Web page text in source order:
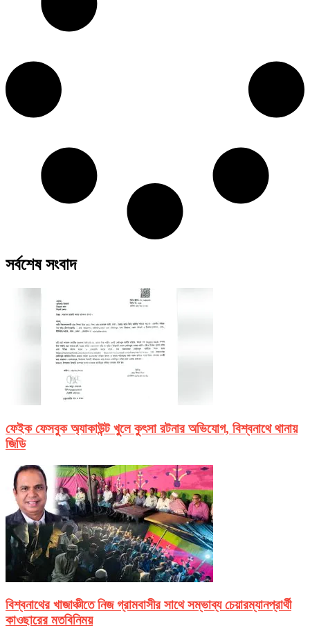
সর্বশেষ সংবাদ
ফেইক ফেসবুক অ্যাকাউন্ট খুলে কুৎসা রটনার অভিযোগ, বিশ্বনাথে থানায়
জিডি
বিশ্বনাথের খাজাঞ্চীতে নিজ গ্রামবাসীর সাথে সম্ভাব্য চেয়ারম্যানপ্রার্থী
কাওছারের মতবিনিময়